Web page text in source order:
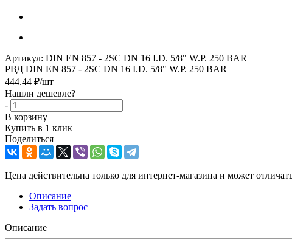
Артикул: DIN EN 857 - 2SC DN 16 I.D. 5/8" W.P. 250 BAR
РВД DIN EN 857 - 2SC DN 16 I.D. 5/8" W.P. 250 BAR
444.44 ₽/шт
Нашли дешевле?
-
+
В корзину
Купить в 1 клик
Поделиться
Цена действительна только для интернет-магазина и может
Описание
Задать вопрос
Описание